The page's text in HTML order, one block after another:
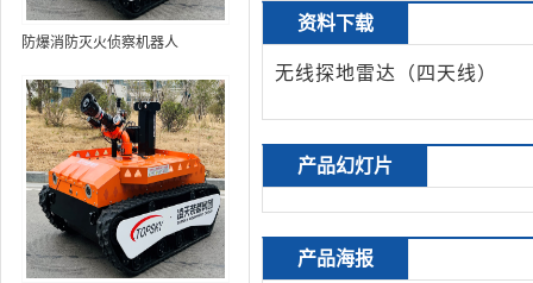
防爆消防灭火侦察机器人
资料下载
无线探地雷达 （ 四天线）
产品幻灯片
产品海报